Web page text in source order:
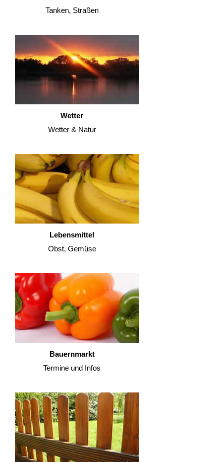
Tanken, Straßen
Wetter
Wetter & Natur
Lebensmittel
Obst, Gemüse
Bauernmarkt
Termine und Infos